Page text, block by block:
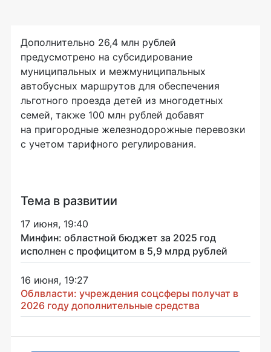
Дополнительно 26,4 млн рублей
предусмотрено на субсидирование
муниципальных и межмуниципальных
автобусных маршрутов для обеспечения
льготного проезда детей из многодетных
семей, также 100 млн рублей добавят
на пригородные железнодорожные перевозки
с учетом тарифного регулирования.
Тема в развитии
17 июня, 19:40
Минфин: областной бюджет за 2025 год
исполнен с профицитом в 5,9 млрд рублей
16 июня, 19:27
Облвласти: учреждения соцсферы получат в
2026 году дополнительные средства